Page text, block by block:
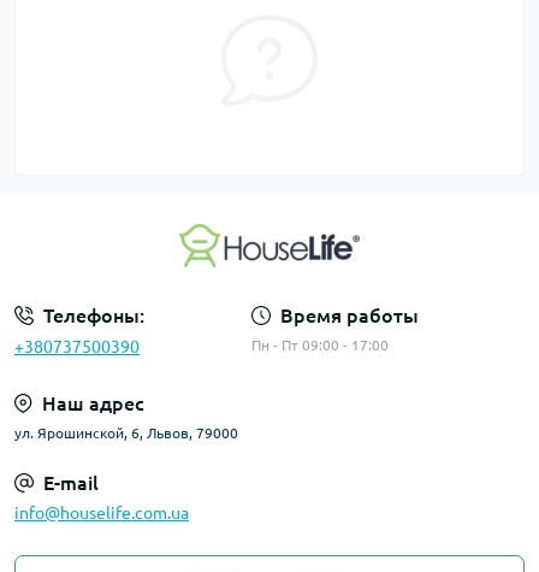
Телефоны:
+380737500390
Время работы
Пн - Пт 09:00 - 17:00
Наш адрес
ул. Ярошинской, 6, Львов, 79000
E-mail
info@houselife.com.ua